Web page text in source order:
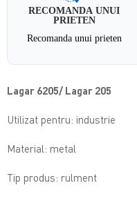
RECOMANDA UNUI
PRIETEN
Recomanda unui prieten
Lagar 6205/ Lagar 205
Utilizat pentru: industrie
Material: metal
Tip produs: rulment